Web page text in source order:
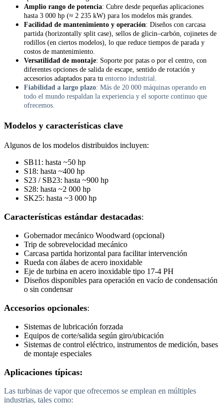
Amplio rango de potencia: Cubre desde pequeñas aplicaciones
hasta 3 000 hp (≈ 2 235 kW) para los modelos más grandes.
Facilidad de mantenimiento y operación: Diseños con carcasa
partida (horizontally split case), sellos de glicin–carbón, cojinetes de
rodillos (en ciertos modelos), lo que reduce tiempos de parada y
costos de mantenimiento.
Versatilidad de montaje: Soporte por patas o por el centro, con
diferentes opciones de salida de escape, sentido de rotación y
accesorios adaptados para tu entorno industrial.
Fiabilidad a largo plazo: Más de 20 000 máquinas operando en
todo el mundo respaldan la experiencia y el soporte continuo que
ofrecemos.
Modelos y características clave
Algunos de los modelos distribuidos incluyen:
SB11: hasta ~50 hp
S18: hasta ~400 hp
S23 / SB23: hasta ~900 hp
S28: hasta ~2 000 hp
SK25: hasta ~3 000 hp
Características estándar destacadas:
Gobernador mecánico Woodward (opcional)
Trip de sobrevelocidad mecánico
Carcasa partida horizontal para facilitar intervención
Rueda con álabes de acero inoxidable
Eje de turbina en acero inoxidable tipo 17-4 PH
Diseños disponibles para operación en vacío de condensación
o sin condensar
Accesorios opcionales:
Sistemas de lubricación forzada
Equipos de corte/salida según giro/ubicación
Sistemas de control eléctrico, instrumentos de medición, bases
de montaje especiales
Aplicaciones típicas:
Las turbinas de vapor que ofrecemos se emplean en múltiples
industrias, tales como: